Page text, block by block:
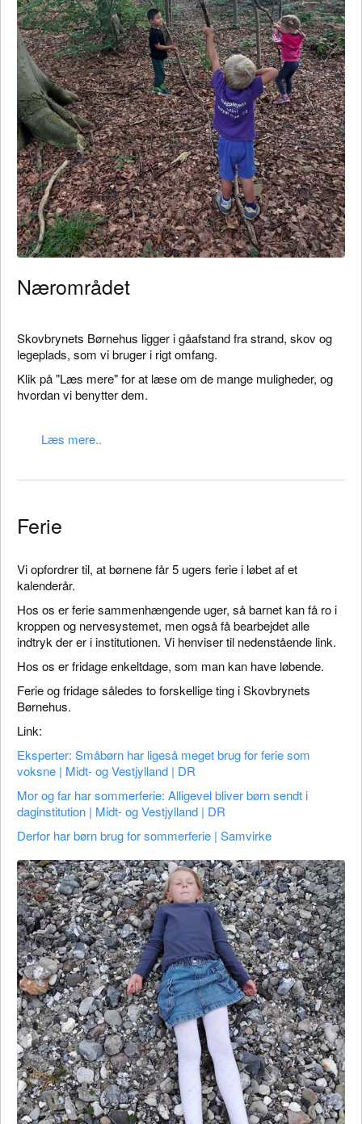
Nærområdet
Skovbrynets Børnehus ligger i gåafstand fra strand, skov og
legeplads, som vi bruger i rigt omfang.
Klik på "Læs mere" for at læse om de mange muligheder, og
hvordan vi benytter dem.
Læs mere..
Ferie
Vi opfordrer til, at børnene får 5 ugers ferie i løbet af et
kalenderår.
Hos os er ferie sammenhængende uger, så barnet kan få ro i
kroppen og nervesystemet, men også få bearbejdet alle
indtryk der er i institutionen. Vi henviser til nedenstående link.
Hos os er fridage enkeltdage, som man kan have løbende.
Ferie og fridage således to forskellige ting i Skovbrynets
Børnehus.
Link:
Eksperter: Småbørn har ligeså meget brug for ferie som
voksne | Midt- og Vestjylland | DR
Mor og far har sommerferie: Alligevel bliver børn sendt i
daginstitution | Midt- og Vestjylland | DR
Derfor har børn brug for sommerferie | Samvirke